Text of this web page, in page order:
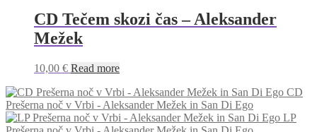
CD Tečem skozi čas – Aleksander
Mežek
10,00 € Read more
CD
Prešerna noč v Vrbi - Aleksander Mežek in San Di Ego
LP